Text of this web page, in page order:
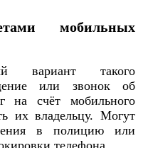
мобильных
вариант такого
или звонок об
на счёт мобильного
их владельцу. Могут
в полицию или
телефона.